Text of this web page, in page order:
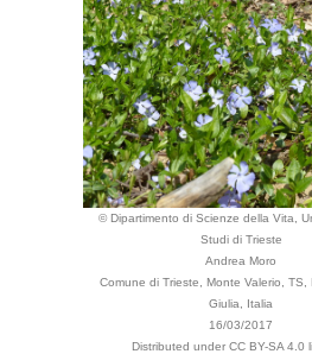
© Dipartimento di Scienze della Vita,
Studi di Trieste
Andrea Moro
Comune di Trieste, Monte Valerio, TS,
Giulia, Italia
16/03/2017
Distributed under CC BY-SA 4.0